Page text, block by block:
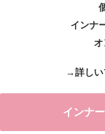
インナ
→詳しい
インナ